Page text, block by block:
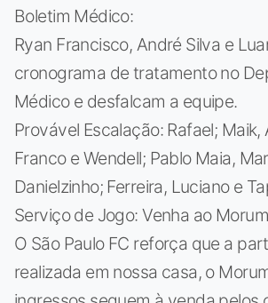
Boletim Médico:
Ryan Francisco, André Silva e
cronograma de tratamento no
Médico e desfalcam a equipe.
Provável Escalação: Rafael; Maik,
Franco e Wendell; Pablo Maia,
Danielzinho; Ferreira, Luciano e
Serviço de Jogo: Venha ao
O São Paulo FC reforça que a
realizada em nossa casa, o